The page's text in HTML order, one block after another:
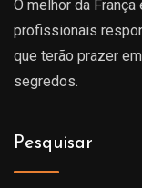
O melhor da
profissionais
que terão prazer
segredos.
Pesquisar